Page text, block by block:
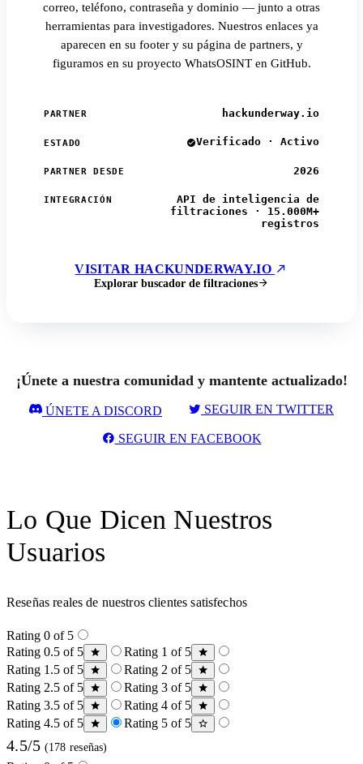
correo, teléfono, contraseña y dominio — junto a otras
herramientas para investigadores. Nuestros enlaces ya
aparecen en su footer y su página de partners, y
figuramos en su proyecto WhatsOSINT en GitHub.
PARTNER hackunderway.io
ESTADO Verificado · Activo
PARTNER DESDE 2026
INTEGRACIÓN
API de inteligencia de
filtraciones · 15.000M+
registros
VISITAR HACKUNDERWAY.IO
Explorar buscador de filtraciones
¡Únete a nuestra comunidad y mantente actualizado!
ÚNETE A DISCORD SEGUIR EN TWITTER
SEGUIR EN FACEBOOK
Lo Que Dicen Nuestros
Usuarios
Reseñas reales de nuestros clientes satisfechos
Rating 0 of 5
Rating 0.5 of 5
Rating 1 of 5
Rating 1.5 of 5
Rating 2 of 5
Rating 2.5 of 5
Rating 3 of 5
Rating 3.5 of 5
Rating 4 of 5
Rating 4.5 of 5
Rating 5 of 5
4.5/5 (178 reseñas)